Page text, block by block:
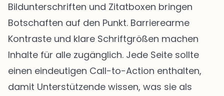
Bildunterschriften und Zitatboxen bringen
Botschaften auf den Punkt. Barrierearme
Kontraste und klare Schriftgrößen machen
Inhalte für alle zugänglich. Jede Seite sollte
einen eindeutigen Call-to-Action enthalten,
damit Unterstützende wissen, was sie als